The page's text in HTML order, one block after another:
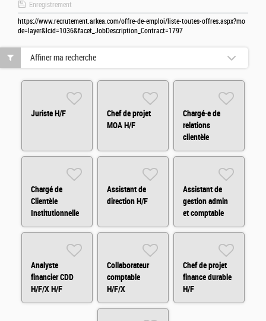
Enregistrement
https://www.recrutement.arkea.com/offre-de-emploi/liste-toutes-offres.aspx?mo
de=layer&lcid=1036&facet_JobDescription_Contract=1797
Juriste H/F
Chef de projet
MOA H/F
Chargé·e de
relations
clientèle
Assurances en
Chargé de
Clientèle
Institutionnelle
H/F
Assistant de
direction H/F
Assistant de
gestion admin
et comptable
H/F
Analyste
financier CDD
H/F/X H/F
Collaborateur
comptable
H/F/X
Chef de projet
finance durable
H/F
Affiner ma recherche